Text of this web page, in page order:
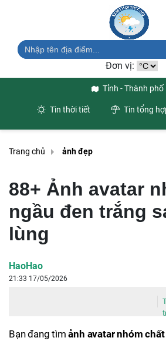
Đơn vị:
Tỉnh - Thành phố
Tin thời tiết Tin tổng
Trang chủ ảnh đẹp
88+ Ảnh avatar
ngầu đen trắng
lùng
HaoHao
21:33 17/05/2026
Bạn đang tìmảnh avatar nhóm